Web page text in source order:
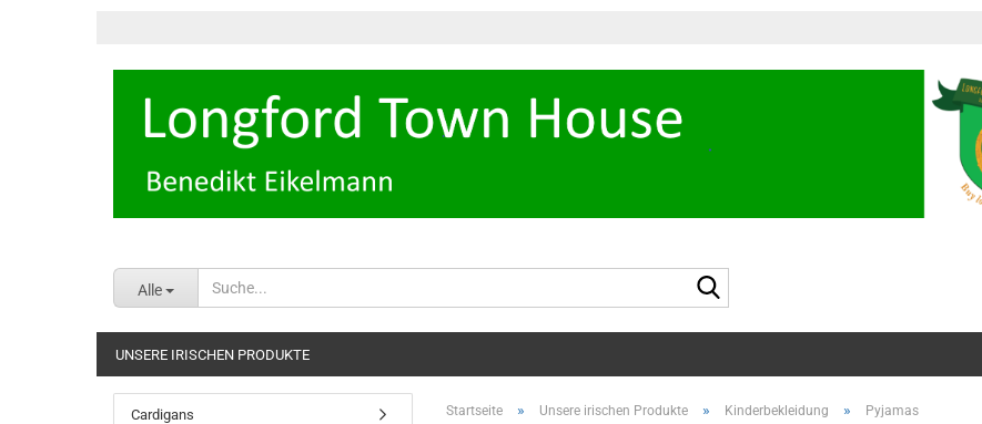
Alle
UNSERE IRISCHEN PRODUKTE
Startseite » Unsere irischen Produkte » Kinderbekleidung » Pyjamas
Cardigans